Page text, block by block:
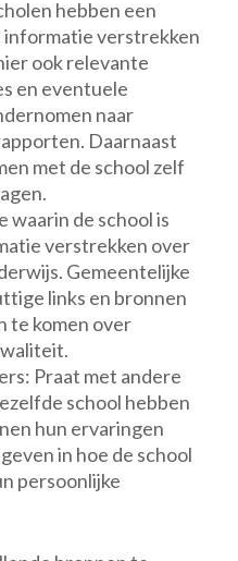
hebben een
informatie verstrekken
ook relevante
en eventuele
naar
Daarnaast
met de school zelf
waarin de school is
verstrekken over
Gemeentelijke
links en bronnen
te komen over
Praat met andere
school hebben
hun ervaringen
in hoe de school
persoonlijke